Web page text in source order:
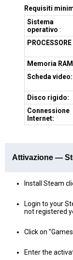
Requisiti
Sistema
operativo :
PROCESSORE
Memoria
Scheda video:
Disco rigido:
Connessione
Internet:
Attivazione —
Install Steam
Login to your
not registered
Click on
Enter the